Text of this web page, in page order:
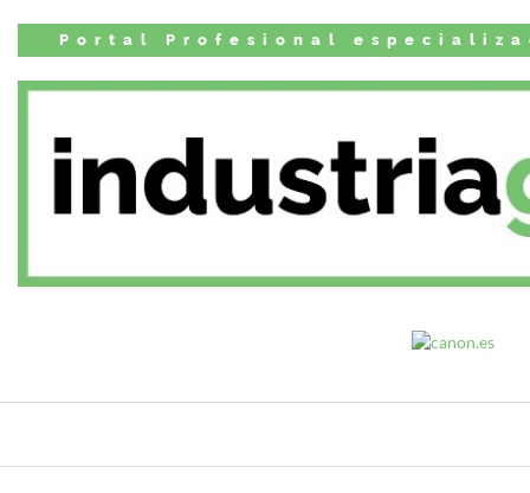
Portal Profesional